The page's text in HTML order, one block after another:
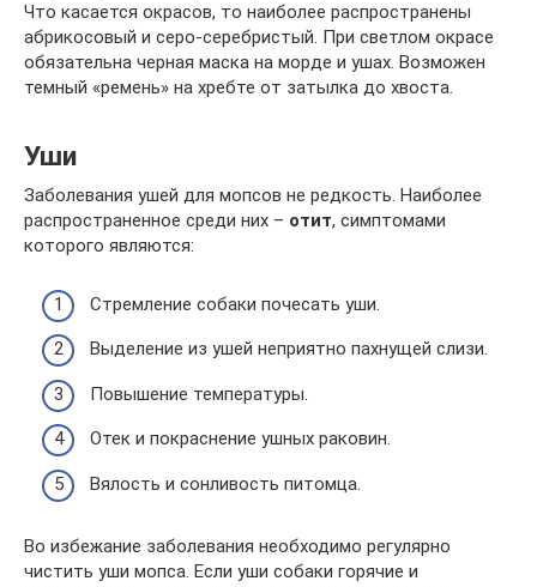
Что касается окрасов, то наиболее распространены
абрикосовый и серо-серебристый. При светлом окрасе
обязательна черная маска на морде и ушах. Возможен
темный «ремень» на хребте от затылка до хвоста.
Уши
Заболевания ушей для мопсов не редкость. Наиболее
распространенное среди них – отит, симптомами
которого являются:
Стремление собаки почесать уши.
Выделение из ушей неприятно пахнущей слизи.
Повышение температуры.
Отек и покраснение ушных раковин.
Вялость и сонливость питомца.
Во избежание заболевания необходимо регулярно
чистить уши мопса. Если уши собаки горячие и